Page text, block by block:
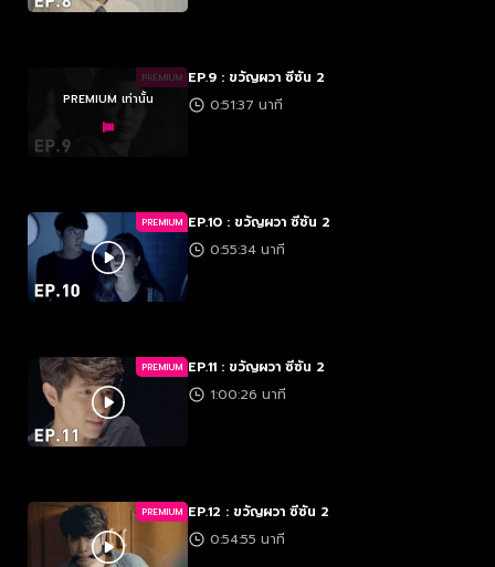
PREMIUM
PREMIUM เท่านั้น
EP.9 : ขวัญผวา ซีซัน 2
0:51:37 นาที
PREMIUM EP.10 : ขวัญผวา ซีซัน 2
0:55:34 นาที
PREMIUM EP.11 : ขวัญผวา ซีซัน 2
1:00:26 นาที
PREMIUM EP.12 : ขวัญผวา ซีซัน 2
0:54:55 นาที